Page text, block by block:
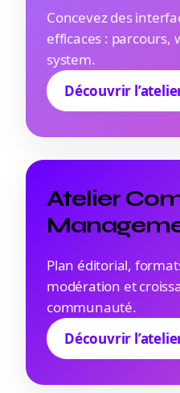
Concevez des
efficaces : parcours,
system.
Découvrir
Atelier
Plan éditorial,
modération et
communauté.
Découvrir